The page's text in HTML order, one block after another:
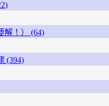
解！） (64)
(394)